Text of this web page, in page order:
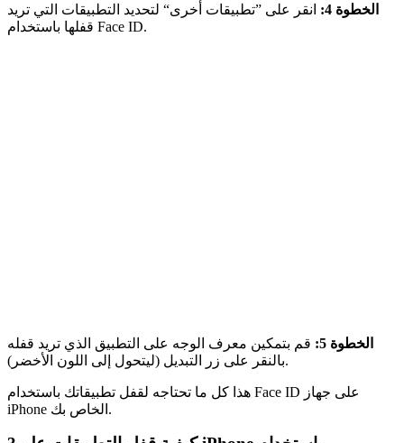
الخطوة 4:
انقر على ”تطبيقات أخرى“ لتحديد التطبيقات التي تريد
قفلها باستخدام Face ID.
الخطوة 5:
قم بتمكين معرف الوجه على التطبيق الذي تريد قفله
بالنقر على زر التبديل (ليتحول إلى اللون الأخضر).
هذا كل ما تحتاجه لقفل تطبيقاتك باستخدام Face ID على جهاز
iPhone الخاص بك.